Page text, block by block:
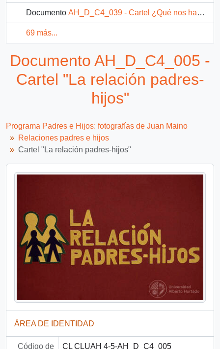
Documento AH_D_C4_039 - Cartel ¿Qué nos hace sentirnos apreciados?
69 más...
Documento AH_D_C4_005 -
Cartel "La relación padres-
hijos"
Programa Padres e Hijos: fotografías de Juan Maino
Relaciones padres e hijos
Cartel "La relación padres-hijos"
ÁREA DE IDENTIDAD
Código de CL CLUAH 4-5-AH_D_C4_005